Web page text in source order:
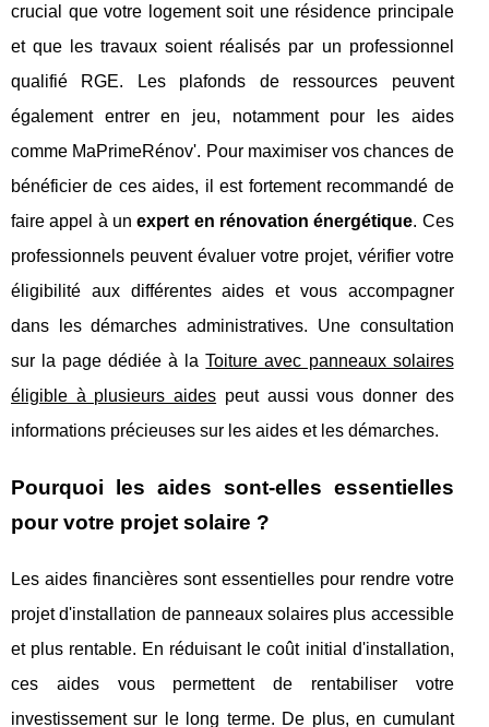
crucial que votre logement soit une résidence principale
et que les travaux soient réalisés par un professionnel
qualifié RGE. Les plafonds de ressources peuvent
également entrer en jeu, notamment pour les aides
comme MaPrimeRénov'. Pour maximiser vos chances de
bénéficier de ces aides, il est fortement recommandé de
faire appel à unexpert en rénovation énergétique. Ces
professionnels peuvent évaluer votre projet, vérifier votre
éligibilité aux différentes aides et vous accompagner
dans les démarches administratives. Une consultation
sur la page dédiée à laToiture avec panneaux solaires
éligible à plusieurs aides peut aussi vous donner des
informations précieuses sur les aides et les démarches.
Pourquoi les aides sont-elles essentielles
pour votre projet solaire ?
Les aides financières sont essentielles pour rendre votre
projet d'installation de panneaux solaires plus accessible
et plus rentable. En réduisant le coût initial d'installation,
ces aides vous permettent de rentabiliser votre
investissement sur le long terme. De plus, en cumulant